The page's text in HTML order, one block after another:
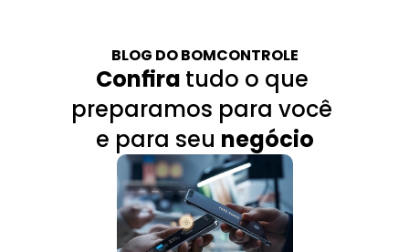
BLOG DO BOMCONTROLE
Confira tudo o que
preparamos para você
e para seu negócio